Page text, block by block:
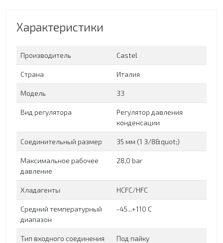
Характеристики
Производитель Сastel
Страна Италия
Модель 33
Вид регулятора
Регулятор давления
конденсации
Соединительный размер 35 мм (1 3/8&quot;)
Максимальное рабочее
давление
28,0 bar
Хладагенты HCFC/HFC
Средний температурный
диапазон
-45...+110 C
Тип входного соединения Под пайку